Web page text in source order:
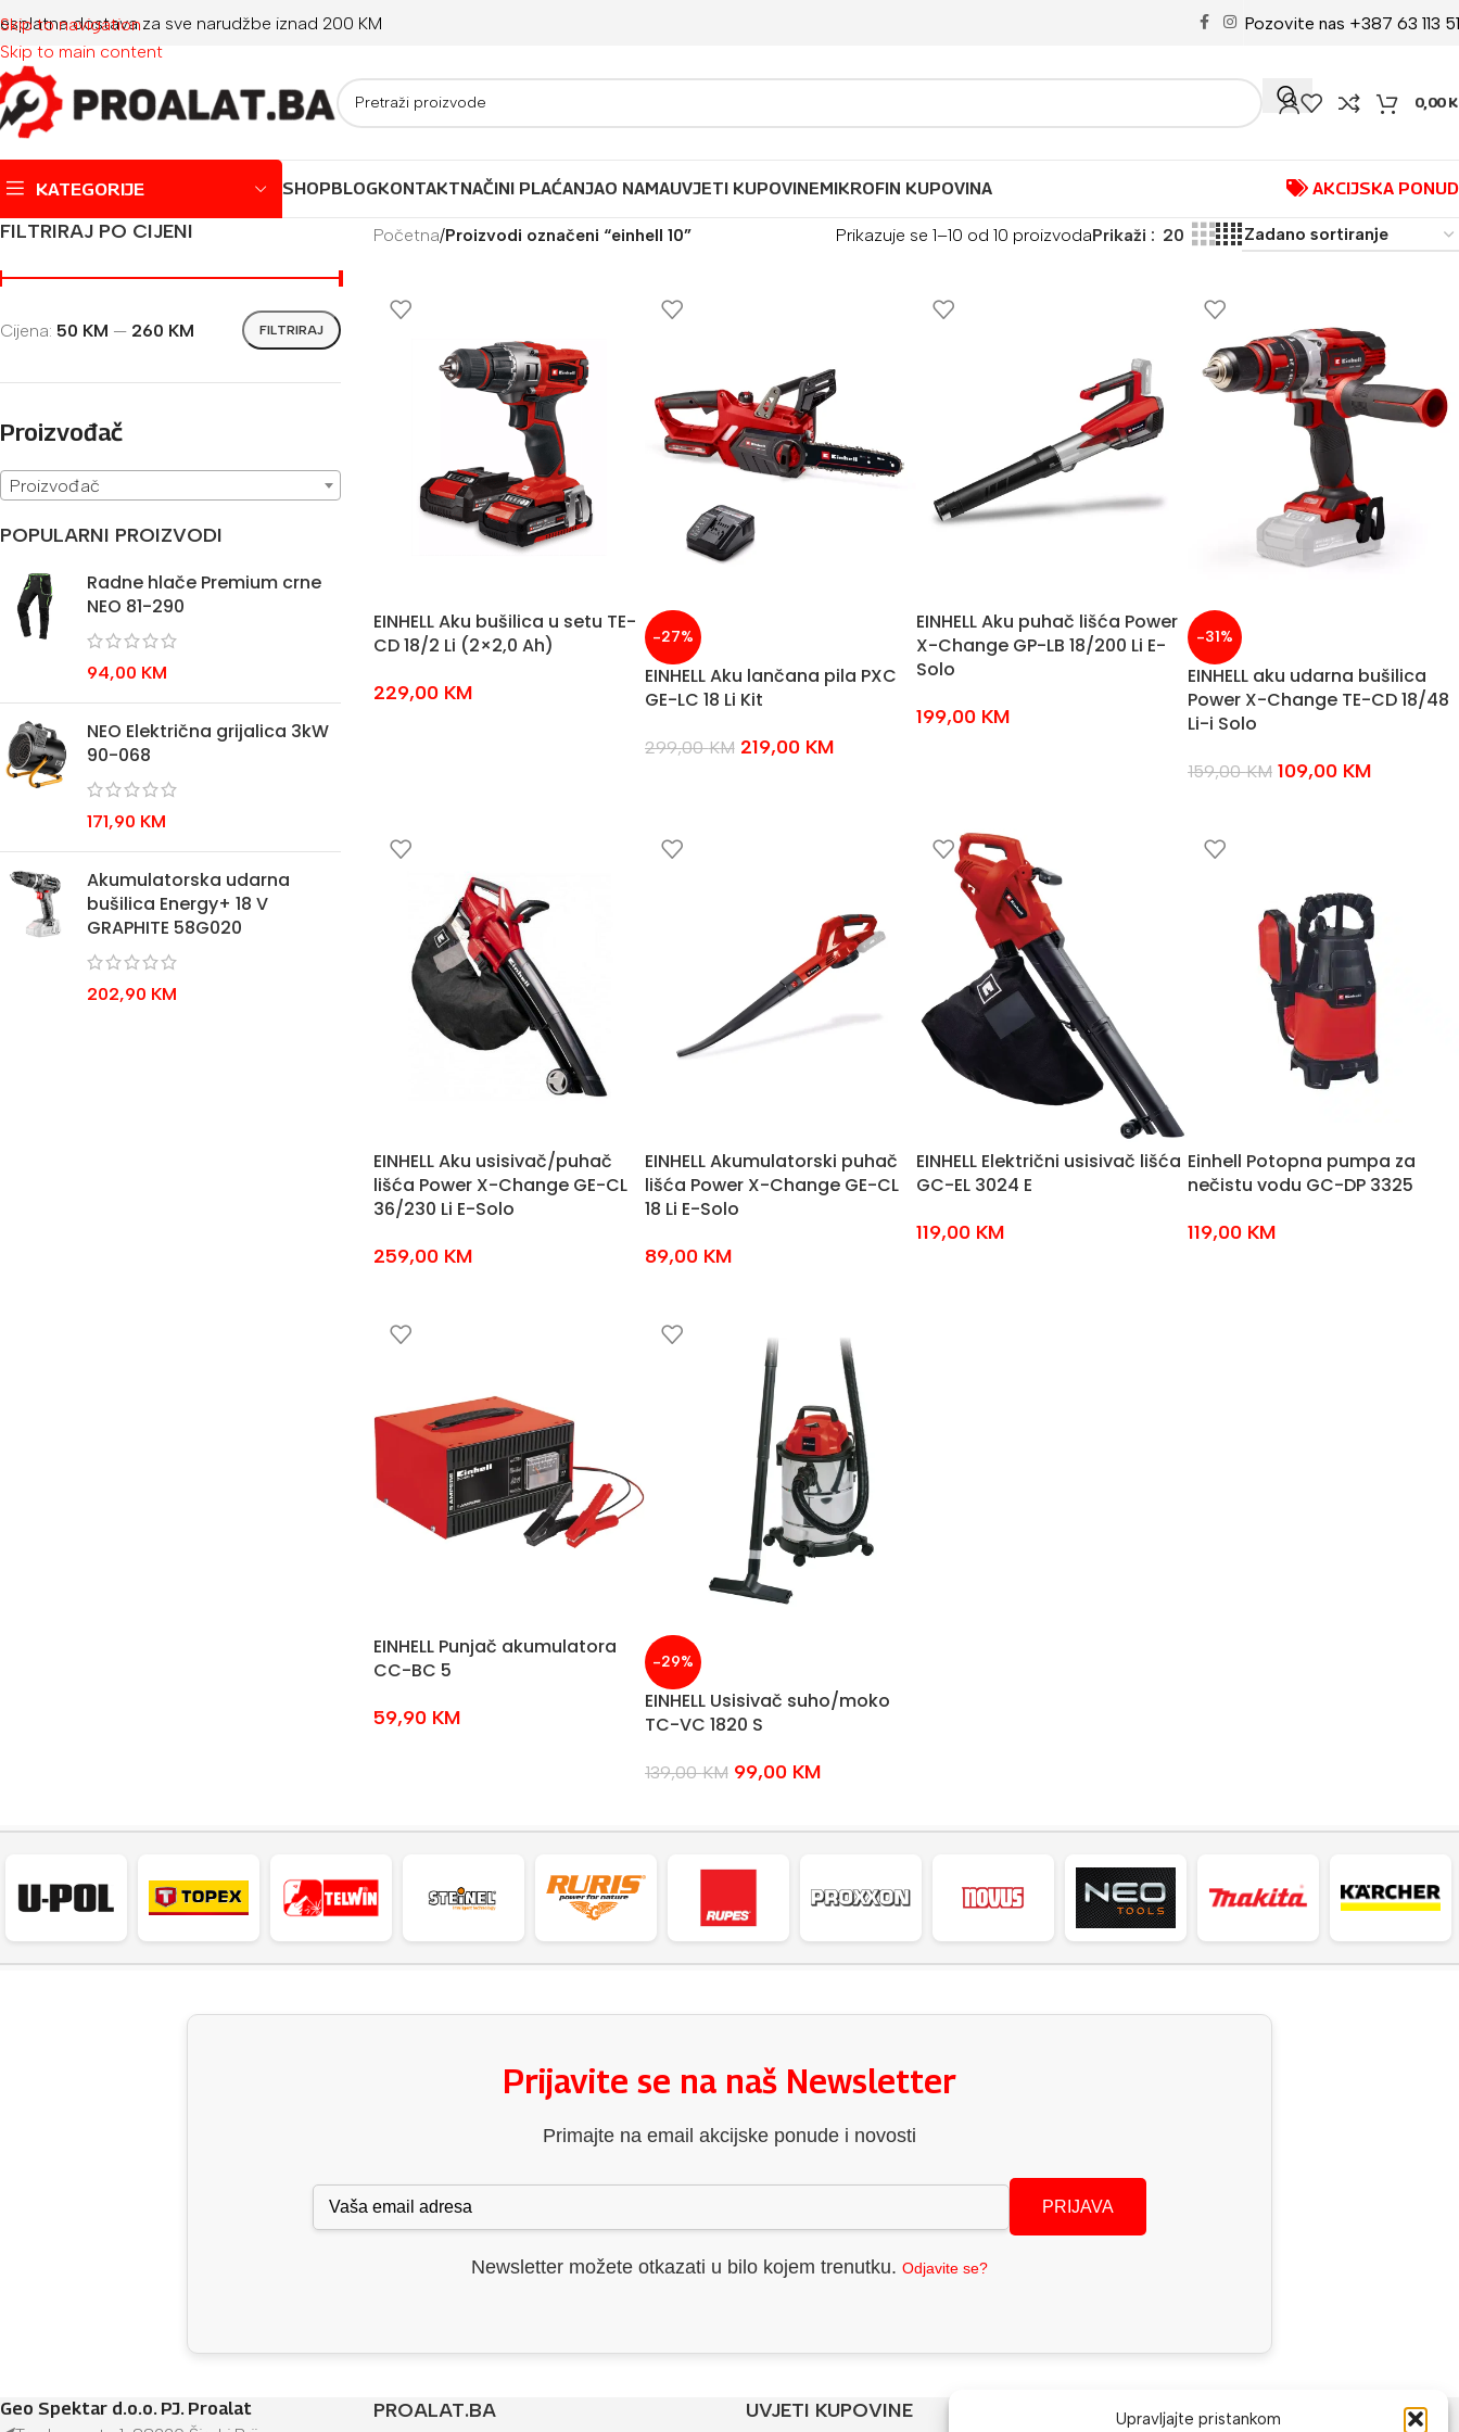
Upravljajte pristankom
Skip to navigation
Skip to main content
dostava za sve narudžbe iznad 200 KM Pozovite nas +387 63 113
0,00
KATEGORIJE
Jacuzzi
SHOPBLOGKONTAKTNAČINI PLAĆANJAO NAMAUVJETI KUPOVINEMIKROFIN KUPOVINA AKCIJSKA
FILTRIRAJ PO CIJENI
FILTRIRAJ
Cijena: 50 KM — 260 KM
Proizvođač
Proizvođač
POPULARNI PROIZVODI
Radne hlače Premium crne
NEO 81-290
94,00 KM
NEO Električna grijalica 3kW
90-068
171,90 KM
Akumulatorska udarna
bušilica Energy+ 18 V
GRAPHITE 58G020
202,90 KM
Početna/Proizvodi označeni “einhell 10” Prikazuje se 1–10 od 10 proizvodaPrikaži 20
EINHELL Aku bušilica u setu TE-
CD 18/2 Li (2×2,0 Ah)
229,00 KM
-27%
EINHELL Aku lančana pila PXC
GE-LC 18 Li Kit
299,00KM 219,00 KM
EINHELL Aku puhač lišća Power
X-Change GP-LB 18/200 Li E-
Solo
199,00 KM
-31%
EINHELL aku udarna bušilica
Power X-Change TE-CD 18/48
Li-i Solo
159,00KM 109,00 KM
EINHELL Aku usisivač/puhač
lišća Power X-Change GE-CL
36/230 Li E-Solo
259,00 KM
EINHELL Akumulatorski puhač
lišća Power X-Change GE-CL
18 Li E-Solo
89,00 KM
EINHELL Električni usisivač lišća
GC-EL 3024 E
119,00 KM
Einhell Potopna pumpa za
nečistu vodu GC-DP 3325
119,00 KM
EINHELL Punjač akumulatora
CC-BC 5
59,90 KM
-29%
EINHELL Usisivač suho/moko
TC-VC 1820 S
139,00KM 99,00 KM
Prijavite se na naš Newsletter
Primajte na email akcijske ponude i novosti
PRIJAVA
Newsletter možete otkazati u bilo kojem trenutku. Odjavite se?
Geo Spektar d.o.o. PJ. Proalat
PROALAT.BA UVJETI KUPOVINE NAČINI PLAĆANJA